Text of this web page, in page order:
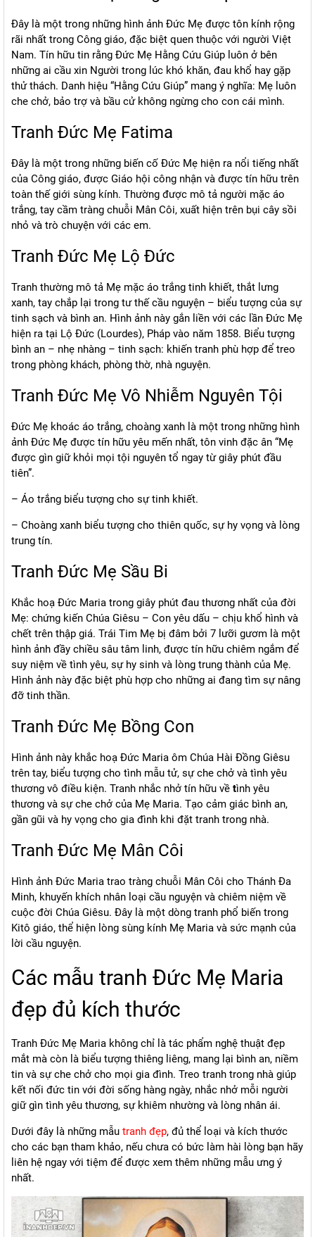
Đây là một trong những hình ảnh Đức Mẹ được tôn kính rộng
rãi nhất trong Công giáo, đặc biệt quen thuộc với người Việt
Nam. Tín hữu tin rằng Đức Mẹ Hằng Cứu Giúp luôn ở bên
những ai cầu xin Người trong lúc khó khăn, đau khổ hay gặp
thử thách. Danh hiệu “Hằng Cứu Giúp” mang ý nghĩa: Mẹ luôn
che chở, bảo trợ và bầu cử không ngừng cho con cái mình.
Tranh Đức Mẹ Fatima
Đây là một trong những biến cố Đức Mẹ hiện ra nổi tiếng nhất
của Công giáo, được Giáo hội công nhận và được tín hữu trên
toàn thế giới sùng kính. Thường được mô tả người mặc áo
trắng, tay cầm tràng chuỗi Mân Côi, xuất hiện trên bụi cây sồi
nhỏ và trò chuyện với các em.
Tranh Đức Mẹ Lộ Đức
Tranh thường mô tả Mẹ mặc áo trắng tinh khiết, thắt lưng
xanh, tay chắp lại trong tư thế cầu nguyện – biểu tượng của sự
tinh sạch và bình an. Hình ảnh này gắn liền với các lần Đức Mẹ
hiện ra tại Lộ Đức (Lourdes), Pháp vào năm 1858. Biểu tượng
bình an – nhẹ nhàng – tinh sạch: khiến tranh phù hợp để treo
trong phòng khách, phòng thờ, nhà nguyện.
Tranh Đức Mẹ Vô Nhiễm Nguyên Tội
Đức Mẹ khoác áo trắng, choàng xanh là một trong những hình
ảnh Đức Mẹ được tín hữu yêu mến nhất, tôn vinh đặc ân “Mẹ
được gìn giữ khỏi mọi tội nguyên tổ ngay từ giây phút đầu
tiên”.
– Áo trắng biểu tượng cho sự tinh khiết.
– Choàng xanh biểu tượng cho thiên quốc, sự hy vọng và lòng
trung tín.
Tranh Đức Mẹ Sầu Bi
Khắc hoạ Đức Maria trong giây phút đau thương nhất của đời
Mẹ: chứng kiến Chúa Giêsu – Con yêu dấu – chịu khổ hình và
chết trên thập giá. Trái Tim Mẹ bị đâm bởi 7 lưỡi gươm là một
hình ảnh đầy chiều sâu tâm linh, được tín hữu chiêm ngắm để
suy niệm về tình yêu, sự hy sinh và lòng trung thành của Mẹ.
Hình ảnh này đặc biệt phù hợp cho những ai đang tìm sự nâng
đỡ tinh thần.
Tranh Đức Mẹ Bồng Con
Hình ảnh này khắc hoạ Đức Maria ôm Chúa Hài Đồng Giêsu
trên tay, biểu tượng cho tình mẫu tử, sự che chở và tình yêu
thương vô điều kiện. Tranh nhắc nhở tín hữu về tình yêu
thương và sự che chở của Mẹ Maria. Tạo cảm giác bình an,
gần gũi và hy vọng cho gia đình khi đặt tranh trong nhà.
Tranh Đức Mẹ Mân Côi
Hình ảnh Đức Maria trao tràng chuỗi Mân Côi cho Thánh Đa
Minh, khuyến khích nhân loại cầu nguyện và chiêm niệm về
cuộc đời Chúa Giêsu. Đây là một dòng tranh phổ biến trong
Kitô giáo, thể hiện lòng sùng kính Mẹ Maria và sức mạnh của
lời cầu nguyện.
Các mẫu tranh Đức Mẹ Maria
đẹp đủ kích thước
Tranh Đức Mẹ Maria không chỉ là tác phẩm nghệ thuật đẹp
mắt mà còn là biểu tượng thiêng liêng, mang lại bình an, niềm
tin và sự che chở cho mọi gia đình. Treo tranh trong nhà giúp
kết nối đức tin với đời sống hàng ngày, nhắc nhở mỗi người
giữ gìn tình yêu thương, sự khiêm nhường và lòng nhân ái.
Dưới đây là những mẫu tranh đẹp, đủ thể loại và kích thước
cho các bạn tham khảo, nếu chưa có bức làm hài lòng bạn hãy
liên hệ ngay với tiệm để được xem thêm những mẫu ưng ý
nhất.